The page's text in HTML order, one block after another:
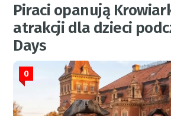
Piraci opanują
atrakcji dla dzieci
Days
0